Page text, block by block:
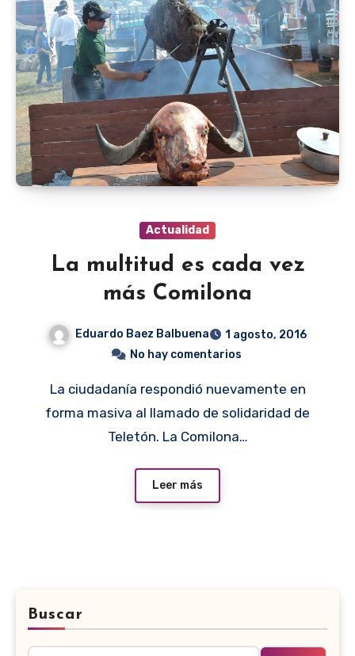
Actualidad
La multitud es cada vez
más Comilona
Eduardo Baez Balbuena
1 agosto, 2016
No hay comentarios
La ciudadanía respondió nuevamente en
forma masiva al llamado de solidaridad de
Teletón. La Comilona…
Leer más
Buscar